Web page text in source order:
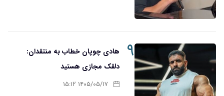
۹
هادی چوپان خطاب به منتقدان:
دلقک مجازی هستید
۱۴۰۵/۰۵/۱۷ ۱۵:۱۲